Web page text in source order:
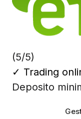
(5/5)
✓ Trading
Deposito